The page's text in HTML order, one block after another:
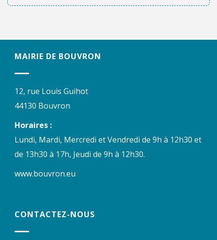
MAIRIE DE BOUVRON
12, rue Louis Guihot
44130 Bouvron
Horaires :
Lundi, Mardi, Mercredi et Vendredi de 9h à 12h30 et
de 13h30 à 17h, Jeudi de 9h à 12h30.
www.bouvron.eu
CONTACTEZ-NOUS